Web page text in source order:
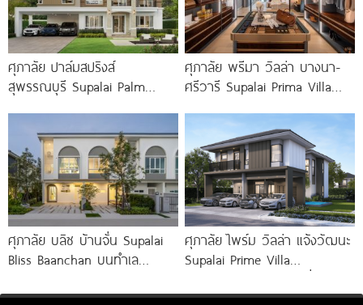
ศุภาลัย ปาล์มสปริงส์
สุพรรณบุรี Supalai Palm
ศุภาลัย พรีมา วิลล่า บางนา-
ศรีวารี Supalai Prima Villa
ศุภาลัย บลิซ บ้านจั่น Supalai
Bliss Baanchan บนทำเล
เพียง 200
ศุภาลัย ไพร์ม วิลล่า แจ้งวัฒนะ
Supalai Prime Villa
Tropical